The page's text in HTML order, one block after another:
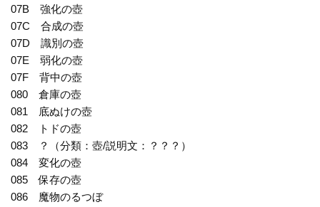
07B 強化の壺
07C 合成の壺
07D 識別の壺
07E 弱化の壺
07F 背中の壺
080 倉庫の壺
081 底ぬけの壺
082 トドの壺
083 ？（分類：壺/説明文：？？？）
084 変化の壺
085 保存の壺
086 魔物のるつぼ